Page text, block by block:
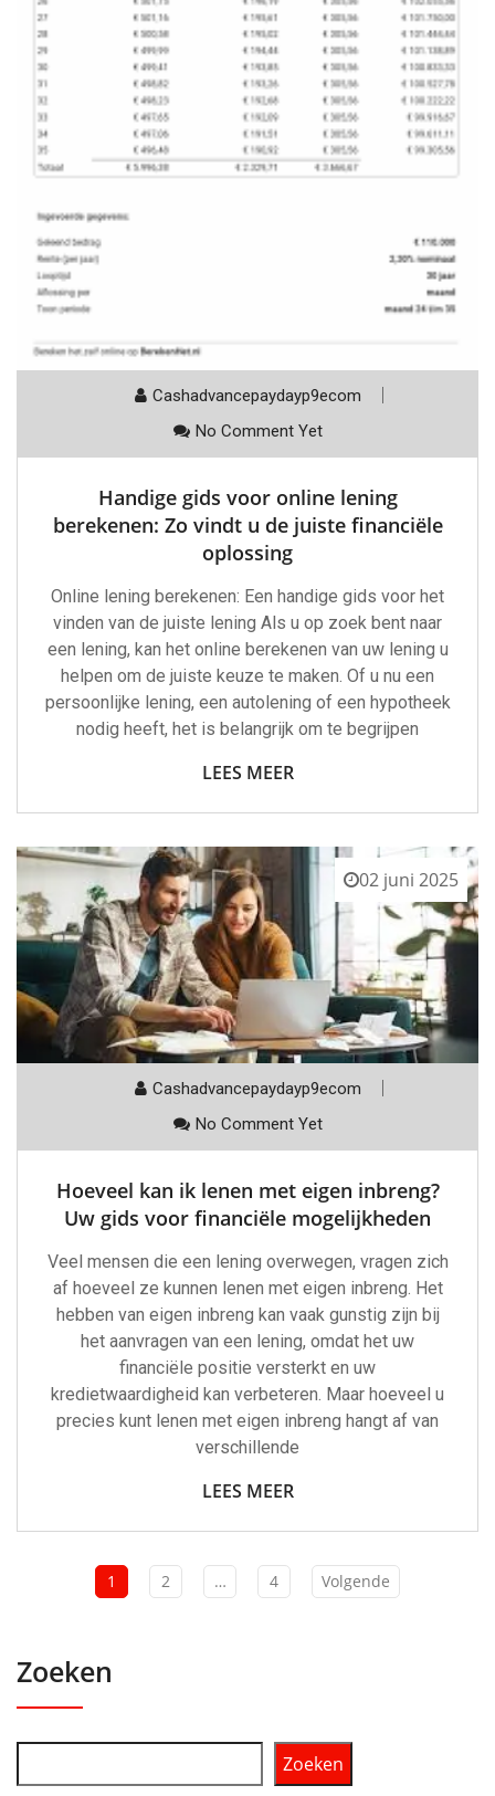
Cashadvancepaydayp9ecom
No Comment Yet
Handige gids voor online lening
berekenen: Zo vindt u de juiste financiële
oplossing
Online lening berekenen: Een handige gids voor het
vinden van de juiste lening Als u op zoek bent naar
een lening, kan het online berekenen van uw lening u
helpen om de juiste keuze te maken. Of u nu een
persoonlijke lening, een autolening of een hypotheek
nodig heeft, het is belangrijk om te begrijpen
LEES MEER
02 juni 2025
Cashadvancepaydayp9ecom
No Comment Yet
Hoeveel kan ik lenen met eigen inbreng?
Uw gids voor financiële mogelijkheden
Veel mensen die een lening overwegen, vragen zich
af hoeveel ze kunnen lenen met eigen inbreng. Het
hebben van eigen inbreng kan vaak gunstig zijn bij
het aanvragen van een lening, omdat het uw
financiële positie versterkt en uw
kredietwaardigheid kan verbeteren. Maar hoeveel u
precies kunt lenen met eigen inbreng hangt af van
verschillende
LEES MEER
1 2 … 4 Volgende
Zoeken
Zoeken